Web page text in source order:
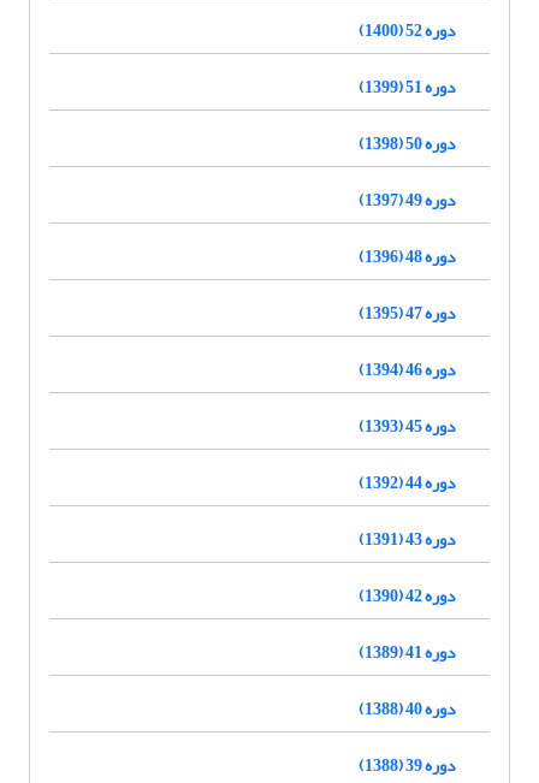
دوره 52 (1400)
دوره 51 (1399)
دوره 50 (1398)
دوره 49 (1397)
دوره 48 (1396)
دوره 47 (1395)
دوره 46 (1394)
دوره 45 (1393)
دوره 44 (1392)
دوره 43 (1391)
دوره 42 (1390)
دوره 41 (1389)
دوره 40 (1388)
دوره 39 (1388)